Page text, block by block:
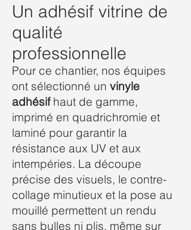
Un adhésif vitrine de
qualité
professionnelle
Pour ce chantier, nos équipes
ont sélectionné un vinyle
adhésifhaut de gamme,
imprimé en quadrichromie et
laminé pour garantir la
résistance aux UV et aux
intempéries. La découpe
précise des visuels, le contre-
collage minutieux et la pose au
mouillé permettent un rendu
sans bulles ni plis, même sur